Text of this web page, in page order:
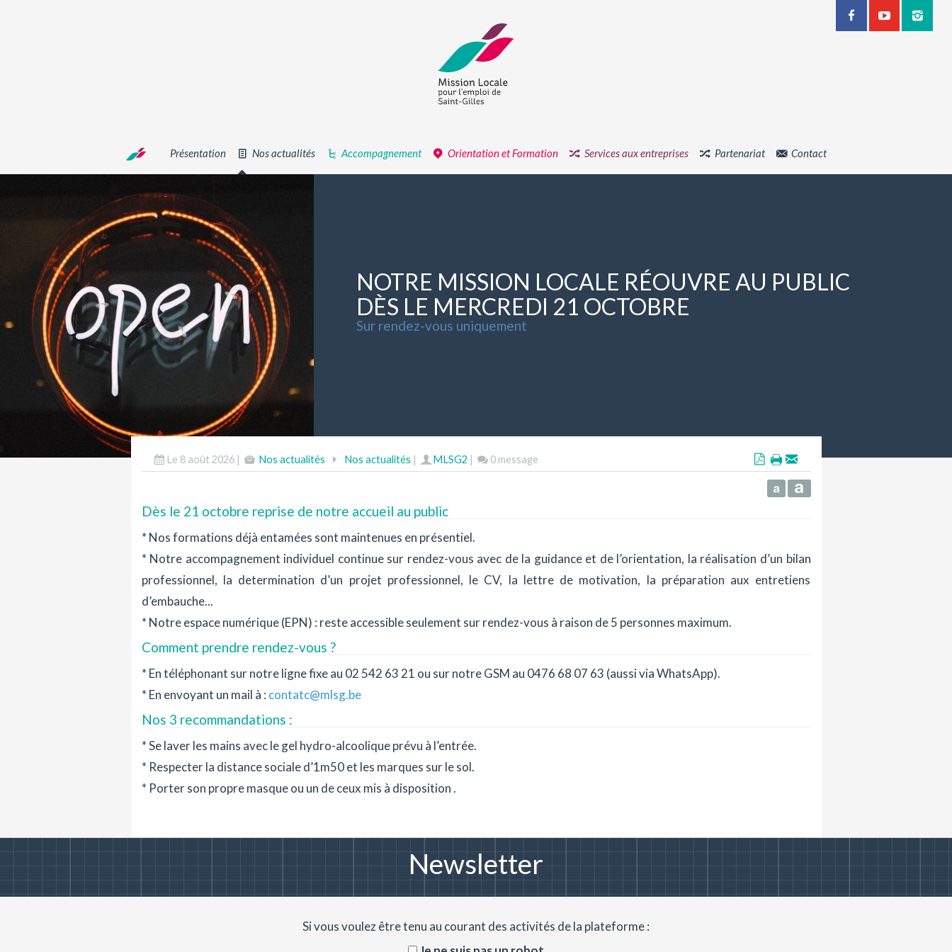
Présentation Nos actualités Accompagnement Orientation et Formation Services aux entreprises Partenariat Contact
NOTRE MISSION LOCALE RÉOUVRE AU PUBLIC
DÈS LE MERCREDI 21 OCTOBRE
Sur rendez-vous uniquement
Le 8 août 2026 | Nos actualités Nos actualités | MLSG2 | 0 message
Dès le 21 octobre reprise de notre accueil au public
* Nos formations déjà entamées sont maintenues en présentiel.
* Notre accompagnement individuel continue sur rendez-vous avec de la guidance et de l’orientation, la réalisation d’un bilan
professionnel, la determination d’un projet professionnel, le CV, la lettre de motivation, la préparation aux entretiens
d’embauche...
* Notre espace numérique (EPN) : reste accessible seulement sur rendez-vous à raison de 5 personnes maximum.
Comment prendre rendez-vous ?
* En téléphonant sur notre ligne fixe au 02 542 63 21 ou sur notre GSM au 0476 68 07 63 (aussi via WhatsApp).
* En envoyant un mail à : contatc@mlsg.be
Nos 3 recommandations :
* Se laver les mains avec le gel hydro-alcoolique prévu à l’entrée.
* Respecter la distance sociale d’1m50 et les marques sur le sol.
* Porter son propre masque ou un de ceux mis à disposition .
Newsletter
Si vous voulez être tenu au courant des activités de la plateforme :